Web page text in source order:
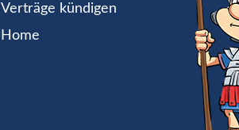
Verträge kündigen
Home